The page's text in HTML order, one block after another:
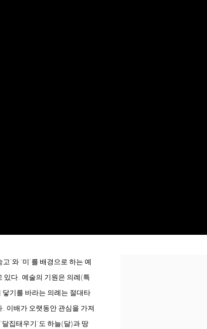
’와 ‘미’를 배경으로 하는 예
있다. 예술의 기원은 의례(특
기를 바라는 의례는 절대타
. 이배가 오랫동안 관심을 가져
집태우기’도 하늘(달)과 땅